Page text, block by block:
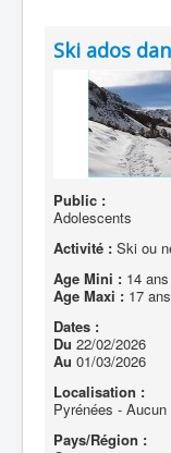
Ski ados
Public :
Adolescents
Activité : Ski ou
Age Mini : 14 ans
Age Maxi : 17 ans
Dates :
Du 22/02/2026
Au 01/03/2026
Localisation :
Pyrénées -
Pays/Région :